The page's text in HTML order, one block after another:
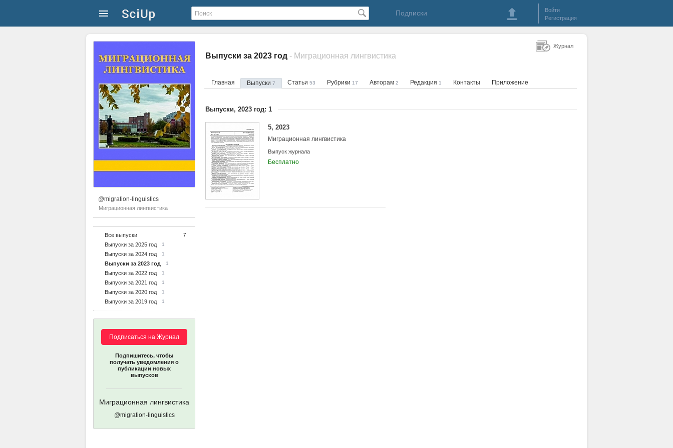
Подписки
Войти
Регистрация
@migration-linguistics
Миграционная лингвистика
Все выпуски 7
Выпуски за 2025 год 1
Выпуски за 2024 год 1
Выпуски за 2023 год 1
Выпуски за 2022 год 1
Выпуски за 2021 год 1
Выпуски за 2020 год 1
Выпуски за 2019 год 1
Подписаться на Журнал
Подпишитесь, чтобы
получать уведомления о
публикации новых
выпусков
Миграционная лингвистика
@migration-linguistics
Выпуски за 2023 год - Миграционная лингвистика
Главная Выпуски 7 Статьи 53 Рубрики 17 Авторам 2 Редакция 1 Контакты Приложение
Выпуски, 2023 год: 1
5, 2023
Миграционная лингвистика
Выпуск журнала
Бесплатно
Журнал